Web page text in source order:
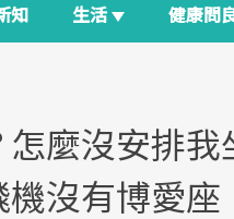
知 生活 健康問
怎麼沒安排
沒有博愛座